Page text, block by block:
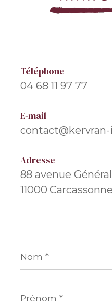
Téléphone
04 68 11 97 77
E-mail
Adresse
88 avenue
11000 Carcassonne
*
*